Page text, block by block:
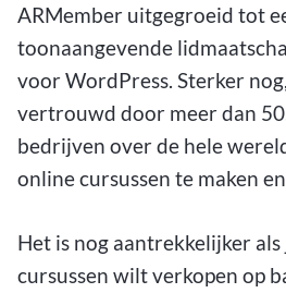
ARMember uitgegroeid tot
toonaangevende
voor WordPress. Sterker nog,
vertrouwd door meer dan
bedrijven over de hele
online cursussen te maken
Het is nog aantrekkelijker
cursussen wilt verkopen op